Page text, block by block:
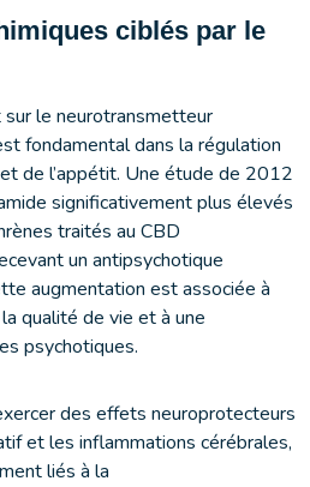
ciblés par le
le neurotransmetteur
fondamental dans la régulation
de l’appétit. Une étude de 2012
significativement plus élevés
traités au CBD
un antipsychotique
augmentation est associée à
qualité de vie et à une
psychotiques.
des effets neuroprotecteurs
et les inflammations cérébrales,
liés à la